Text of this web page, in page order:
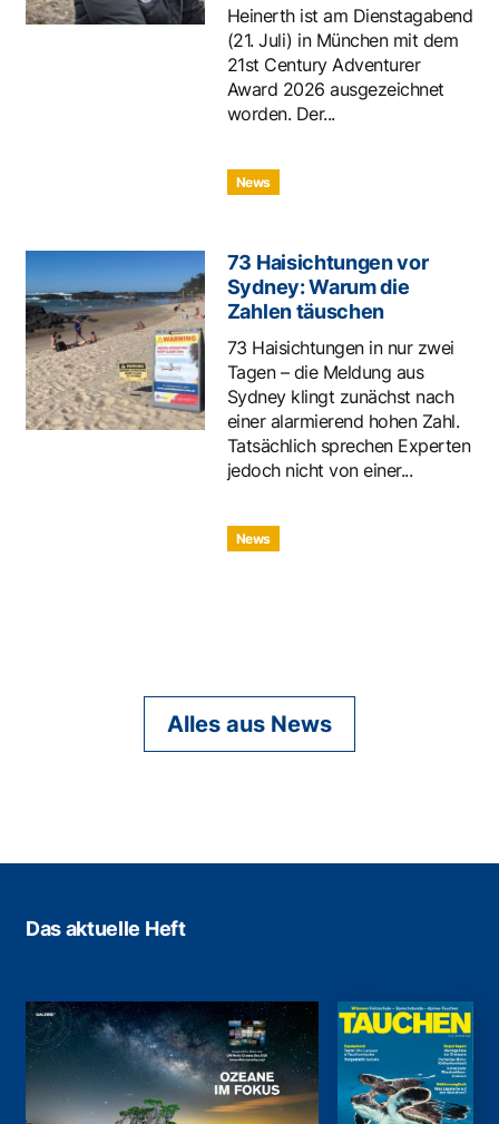
Heinerth ist am Dienstagabend
(21. Juli) in München mit dem
21st Century Adventurer
Award 2026 ausgezeichnet
worden. Der...
News
73 Haisichtungen vor
Sydney: Warum die
Zahlen täuschen
73 Haisichtungen in nur zwei
Tagen – die Meldung aus
Sydney klingt zunächst nach
einer alarmierend hohen Zahl.
Tatsächlich sprechen Experten
jedoch nicht von einer...
News
Alles aus News
Das aktuelle Heft